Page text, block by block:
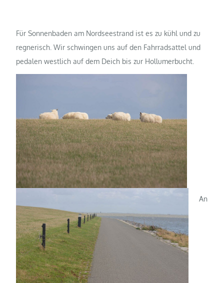
Für Sonnenbaden am Nordseestrand ist es zu kühl und zu
regnerisch. Wir schwingen uns auf den Fahrradsattel und
pedalen westlich auf dem Deich bis zur Hollumerbucht.
An